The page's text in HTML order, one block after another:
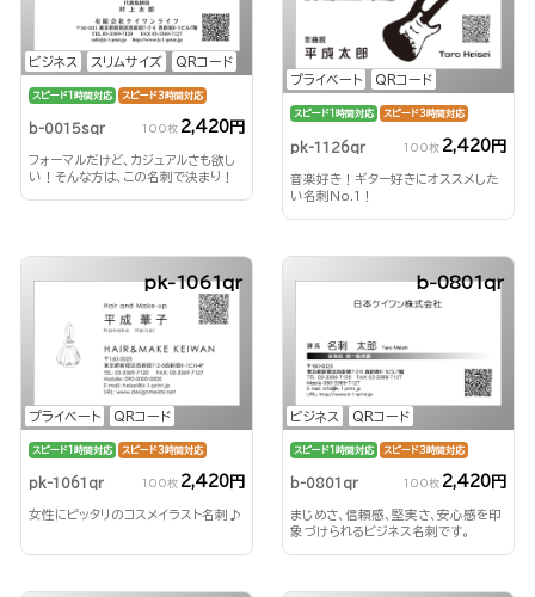
ビジネス スリムサイズ QRコード
スピード1時間対応 スピード3時間対応
b-0015sqr 100枚 2,420円
フォーマルだけど、カジュアルさも欲し
い！そんな方は、この名刺で決まり！
プライベート QRコード
スピード1時間対応 スピード3時間対応
pk-1126qr 100枚 2,420円
音楽好き！ギター好きにオススメした
い名刺No.1！
プライベート QRコード
pk-1061qr
スピード1時間対応 スピード3時間対応
pk-1061qr 100枚 2,420円
女性にピッタリのコスメイラスト名刺♪
ビジネス QRコード
b-0801qr
スピード1時間対応 スピード3時間対応
b-0801qr 100枚 2,420円
まじめさ、信頼感、堅実さ、安心感を印
象づけられるビジネス名刺です。